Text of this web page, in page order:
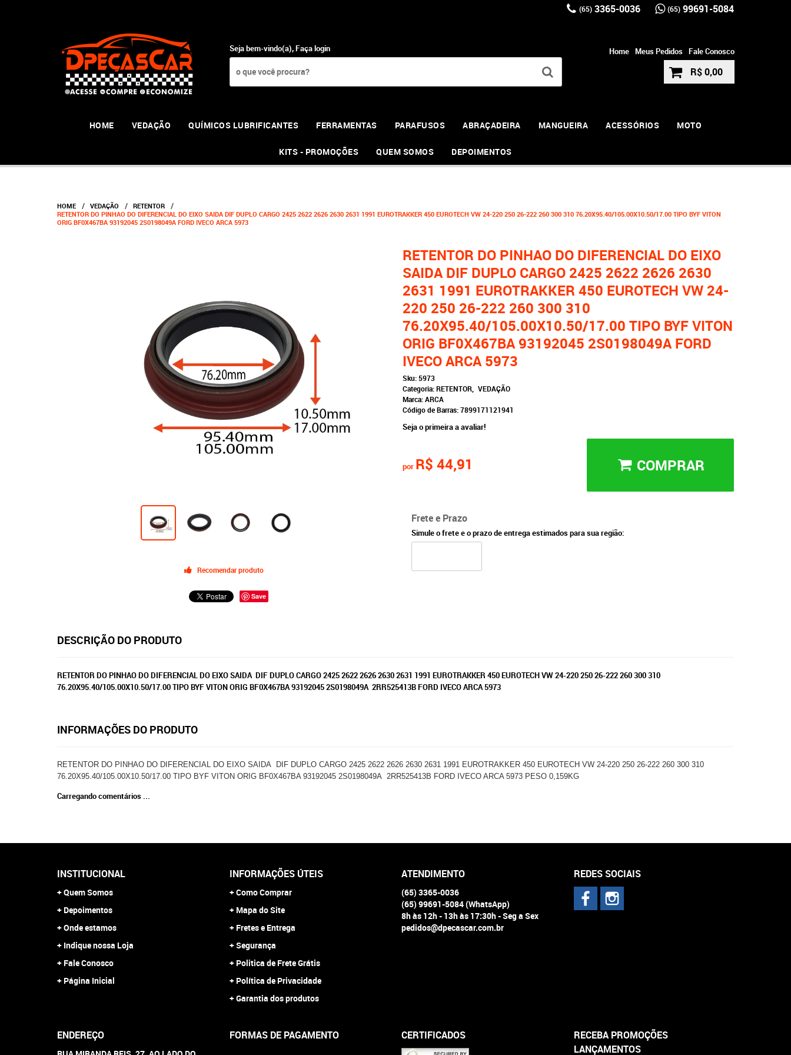
(65) 3365-0036 (65) 99691-5084
Seja bem-vindo(a),Faça login Home Meus Pedidos Fale Conosco
R$ 0,00
HOME VEDAÇÃO QUÍMICOS LUBRIFICANTES FERRAMENTAS PARAFUSOS ABRAÇADEIRA MANGUEIRA ACESSÓRIOS MOTO
KITS - PROMOÇÕES QUEM SOMOS DEPOIMENTOS
HOME VEDAÇÃO
RETENTOR
RETENTOR DO PINHAO DO DIFERENCIAL DO EIXO SAIDA DIF DUPLO CARGO 2425 2622 2626 2630 2631 1991 EUROTRAKKER 450 EUROTECH VW 24-220 250 26-222 260 300 310 76.20X95.40/105.00X10.50/17.00 TIPO BYF VITON
ORIG BF0X467BA 93192045 2S0198049A FORD IVECO ARCA 5973
Recomendar produto
Save
RETENTOR DO PINHAO DO DIFERENCIAL DO EIXO
SAIDA DIF DUPLO CARGO 2425 2622 2626 2630
2631 1991 EUROTRAKKER 450 EUROTECH VW 24-
220 250 26-222 260 300 310
76.20X95.40/105.00X10.50/17.00 TIPO BYF VITON
ORIG BF0X467BA 93192045 2S0198049A FORD
IVECO ARCA 5973
Sku:5973
Categoria: RETENTOR
VEDAÇÃO
Marca:ARCA
Código de Barras:7899171121941
Seja o primeira a avaliar!
por R$ 44,91 COMPRAR
Frete e Prazo
Simule o frete e o prazo de entrega estimados para sua região:
DESCRIÇÃO DO PRODUTO
RETENTOR DO PINHAO DO DIFERENCIAL DO EIXO SAIDA DIF DUPLO CARGO 2425 2622 2626 2630 2631 1991 EUROTRAKKER 450 EUROTECH VW 24-220 250 26-222 260 300 310
76.20X95.40/105.00X10.50/17.00 TIPO BYF VITON ORIG BF0X467BA 93192045 2S0198049A 2RR525413B FORD IVECO ARCA 5973
INFORMAÇÕES DO PRODUTO
RETENTOR DO PINHAO DO DIFERENCIAL DO EIXO SAIDA DIF DUPLO CARGO 2425 2622 2626 2630 2631 1991 EUROTRAKKER 450 EUROTECH VW 24-220 250 26-222 260 300 310
76.20X95.40/105.00X10.50/17.00 TIPO BYF VITON ORIG BF0X467BA 93192045 2S0198049A 2RR525413B FORD IVECO ARCA 5973 PESO 0,159KG
Carregando comentários ...
INSTITUCIONAL
Quem Somos
Depoimentos
Onde estamos
Indique nossa Loja
Fale Conosco
Página Inicial
INFORMAÇÕES ÚTEIS
Como Comprar
Mapa do Site
Fretes e Entrega
Segurança
Politica de Frete Grátis
Política de Privacidade
Garantia dos produtos
ATENDIMENTO
(65) 3365-0036
(65) 99691-5084(WhatsApp)
8h às 12h - 13h às 17:30h - Seg a Sex
pedidos@dpecascar.com.br
REDES SOCIAIS
ENDEREÇO FORMAS DE PAGAMENTO CERTIFICADOS
RECEBA PROMOÇÕES
LANÇAMENTOS